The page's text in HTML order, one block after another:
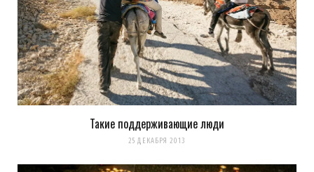
Такие поддерживающие люди
25 ДЕКАБРЯ 2013